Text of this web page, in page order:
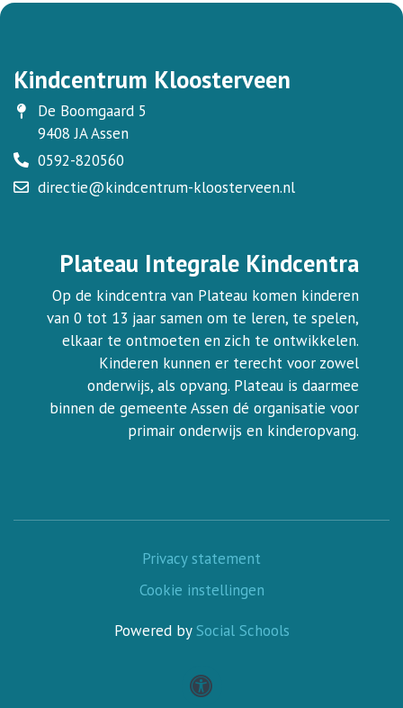
Kindcentrum Kloosterveen
De Boomgaard 5
9408 JA Assen
0592-820560
directie@kindcentrum-kloosterveen.nl
Plateau Integrale Kindcentra
Op de kindcentra van Plateau komen kinderen
van 0 tot 13 jaar samen om te leren, te spelen,
elkaar te ontmoeten en zich te ontwikkelen.
Kinderen kunnen er terecht voor zowel
onderwijs, als opvang. Plateau is daarmee
binnen de gemeente Assen dé organisatie voor
primair onderwijs en kinderopvang.
Privacy statement
Cookie instellingen
Powered by Social Schools